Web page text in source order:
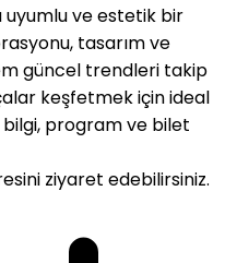
ve estetik bir
tasarım ve
güncel trendleri takip
keşfetmek için ideal
program ve bilet
ziyaret edebilirsiniz.